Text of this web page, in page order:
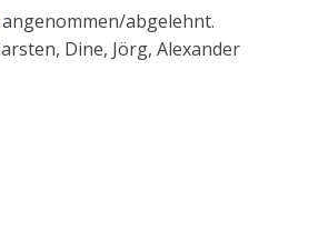
angenommen/abgelehnt.
Dine, Jörg, Alexander